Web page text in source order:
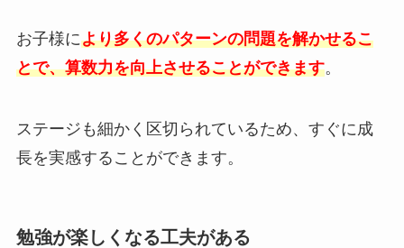
お子様により多くのパターンの問題を解かせるこ
とで、算数力を向上させることができます。
ステージも細かく区切られているため、すぐに成
長を実感することができます。
勉強が楽しくなる工夫がある